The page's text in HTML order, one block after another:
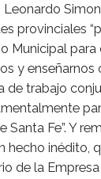
Leonardo
provinciales
Municipal para
y enseñarnos
de trabajo
Fe”. Y
hecho inédito,
de la